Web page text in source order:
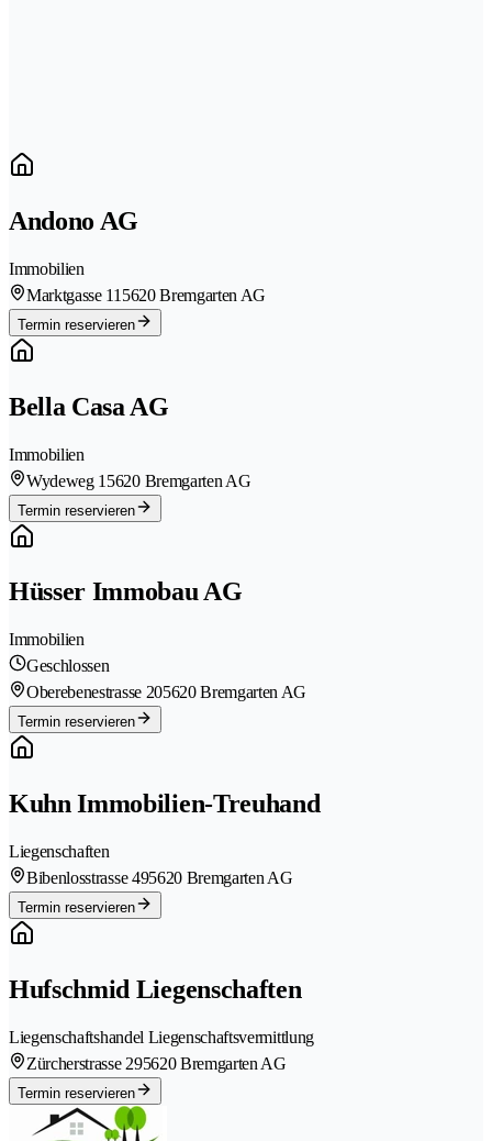
Andono AG
Immobilien
Marktgasse 11 5620 Bremgarten AG
Termin reservieren
Bella Casa AG
Immobilien
Wydeweg 1 5620 Bremgarten AG
Termin reservieren
Hüsser Immobau AG
Immobilien
Geschlossen
Oberebenestrasse 205620 Bremgarten AG
Termin reservieren
Kuhn Immobilien-Treuhand
Liegenschaften
Bibenlosstrasse 495620 Bremgarten AG
Termin reservieren
Hufschmid Liegenschaften
Liegenschaftshandel Liegenschaftsvermittlung
Zürcherstrasse 295620 Bremgarten AG
Termin reservieren